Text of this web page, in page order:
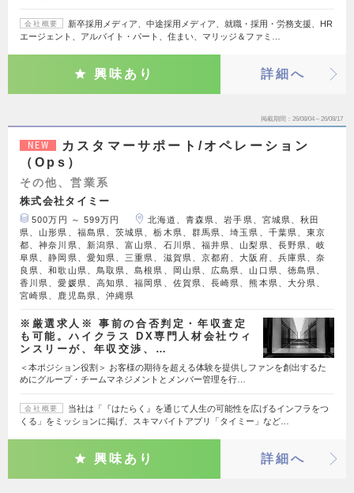
会社概要
新卒採用メディア、中途採用メディア、就職・採用・労務支援、HR
エージェント、アルバイト・パート、住まい、マリッジ＆ファミ…
興味あり 詳細へ
掲載期間 26/08/04～26/08/17
NEW
カスタマーサポート/オペレーション
（Ops）
その他、営業系
株式会社タイミー
500万円 ～ 599万円
北海道、青森県、岩手県、宮城県、秋田
県、山形県、福島県、茨城県、栃木県、群馬県、埼玉県、千葉県、東京
都、神奈川県、新潟県、富山県、石川県、福井県、山梨県、長野県、岐
阜県、静岡県、愛知県、三重県、滋賀県、京都府、大阪府、兵庫県、奈
良県、和歌山県、鳥取県、島根県、岡山県、広島県、山口県、徳島県、
香川県、愛媛県、高知県、福岡県、佐賀県、長崎県、熊本県、大分県、
宮崎県、鹿児島県、沖縄県
※厳選求人※ 事前の合否判定・年収査定
も可能。ハイクラス DX専門人材会社ウィ
ンスリーが、年収交渉、…
＜本ポジション役割＞ お客様の期待を超える体験を提供しファンを創出するた
めにグループ・チームマネジメントとメンバー管理を行…
会社概要
当社は「『はたらく』を通じて人生の可能性を広げるインフラをつ
くる」をミッションに掲げ、スキマバイトアプリ「タイミー」など…
興味あり 詳細へ